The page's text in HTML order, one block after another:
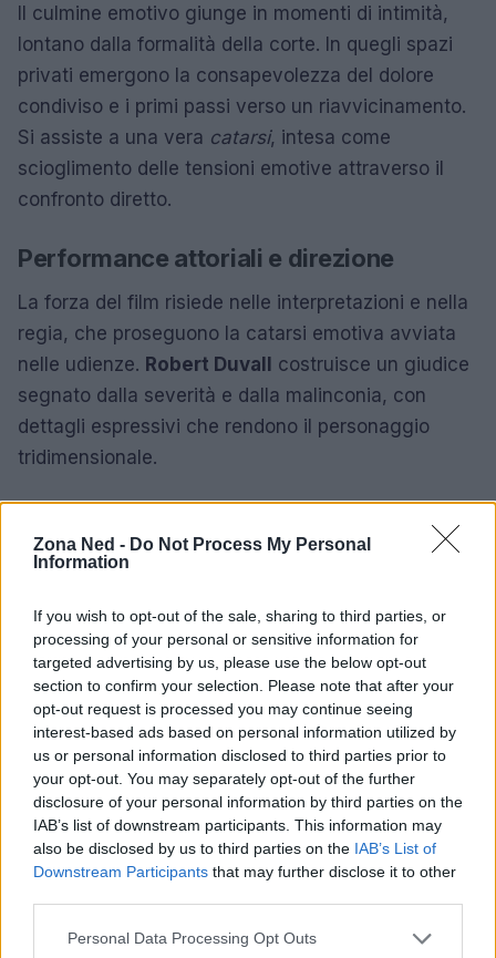
Zona Ned - Do Not Process My Personal
Information
If you wish to opt-out of the sale, sharing to third parties, or
processing of your personal or sensitive information for
targeted advertising by us, please use the below opt-out
section to confirm your selection. Please note that after your
opt-out request is processed you may continue seeing
interest-based ads based on personal information utilized by
us or personal information disclosed to third parties prior to
your opt-out. You may separately opt-out of the further
disclosure of your personal information by third parties on the
IAB’s list of downstream participants. This information may
also be disclosed by us to third parties on the IAB’s List of
Downstream Participants that may further disclose it to other
Please note that this website/app uses one or more Google
Personal Data Processing Opt Outs
Il culmine emotivo giunge in momenti di intimità,
lontano dalla formalità della corte. In quegli spazi
privati emergono la consapevolezza del dolore
condiviso e i primi passi verso un riavvicinamento.
Si assiste a una vera catarsi, intesa come
scioglimento delle tensioni emotive attraverso il
confronto diretto.
Performance attoriali e direzione
La forza del film risiede nelle interpretazioni e nella
regia, che proseguono la catarsi emotiva avviata
nelle udienze. Robert Duvall costruisce un giudice
segnato dalla severità e dalla malinconia, con
dettagli espressivi che rendono il personaggio
tridimensionale.
Robert Downey Jr.propone un arco narrativo
credibile, che lo conduce dalla arroganza a
momenti di tenerezza autentica. La regia alterna
contrasto tra isolamento individuale e legami
familiari.
Il contesto e il cast di supporto
Il tessuto sociale diCarlinville, Indiana, assume
valore di luogo narrativo e di specchio collettivo.
Gli interpreti secondari delineano reazioni e
memorie comunitarie, contribuendo a definire il
clima morale della vicenda.
Il film consolida così il nucleo emotivo già emerso